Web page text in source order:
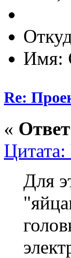
Имя:
Re:
«
Для